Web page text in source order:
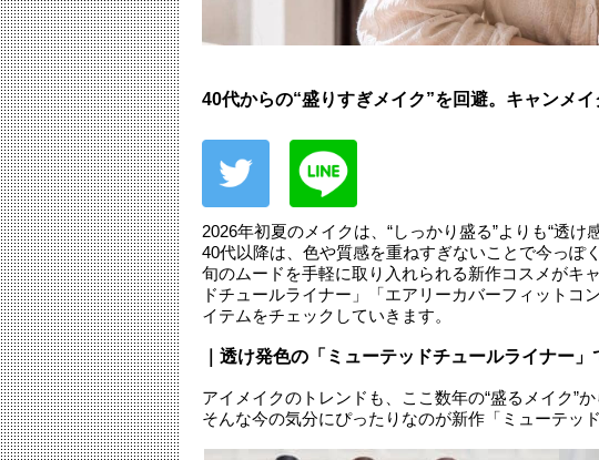
40代からの“盛りすぎメイク”を回避。キャンメ
2026年初夏のメイクは、“しっかり盛る”よりも“透け
40代以降は、色や質感を重ねすぎないことで今っぽ
旬のムードを手軽に取り入れられる新作コスメがキ
ドチュールライナー」「エアリーカバーフィットコ
イテムをチェックしていきます。
｜透け発色の「ミューテッドチュールライナー
アイメイクのトレンドも、ここ数年の“盛るメイク”
そんな今の気分にぴったりなのが新作「ミューテッ